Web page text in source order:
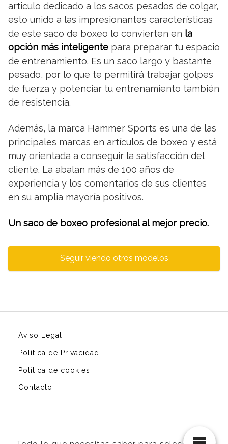
articulo dedicado a los sacos pesados de colgar,
esto unido a las impresionantes características
de este saco de boxeo lo convierten en la
opción más inteligente para preparar tu espacio
de entrenamiento. Es un saco largo y bastante
pesado, por lo que te permitirá trabajar golpes
de fuerza y potenciar tu entrenamiento también
de resistencia.
Además, la marca Hammer Sports es una de las
principales marcas en artículos de boxeo y está
muy orientada a conseguir la satisfacción del
cliente. La abalan más de 100 años de
experiencia y los comentarios de sus clientes
en su amplia mayoría positivos.
Un saco de boxeo profesional al mejor precio.
Seguir viendo otros modelos
Aviso Legal
Política de Privacidad
Política de cookies
Contacto